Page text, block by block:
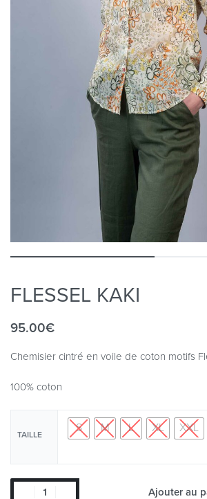
FLESSEL KAKI
95.00€
Chemisier cintré en voile de coton motifs
100% coton
TAILLE S M L XL XXL
Ajouter au